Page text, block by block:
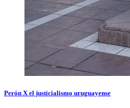
Perón X el justicialismo uruguayense